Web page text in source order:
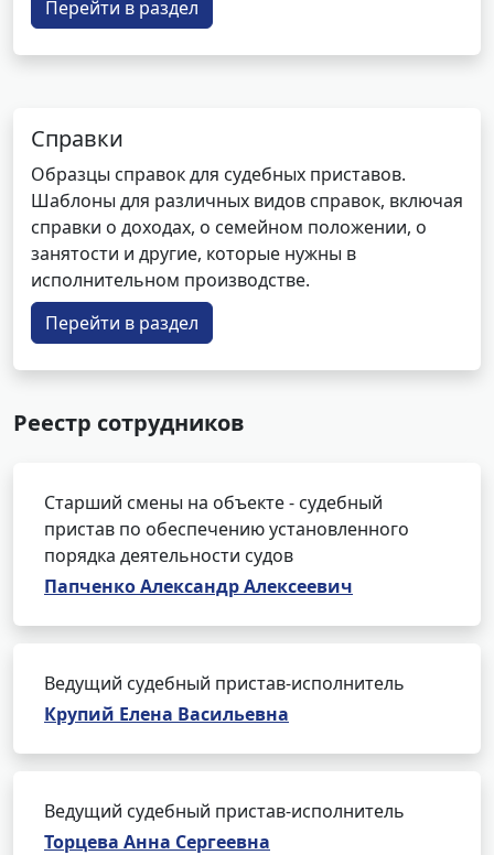
Перейти в раздел
Справки
Образцы справок для судебных приставов.
Шаблоны для различных видов справок, включая
справки о доходах, о семейном положении, о
занятости и другие, которые нужны в
исполнительном производстве.
Перейти в раздел
Реестр сотрудников
Старший смены на объекте - судебный
пристав по обеспечению установленного
порядка деятельности судов
Папченко Александр Алексеевич
Ведущий судебный пристав-исполнитель
Крупий Елена Васильевна
Ведущий судебный пристав-исполнитель
Торцева Анна Сергеевна